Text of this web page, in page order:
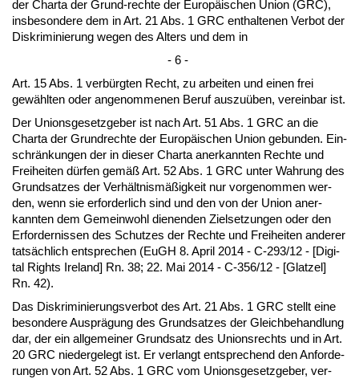
der Char­ta der Grund-rech­te der Eu­ropäischen Uni­on (GRC),
ins­be­son­de­re dem in Art. 21 Abs. 1 GRC ent­hal­te­nen Ver­bot der
Dis­kri­mi­nie­rung we­gen des Al­ters und dem in
- 6 -
Art. 15 Abs. 1 verbürg­ten Recht, zu ar­bei­ten und ei­nen frei
gewähl­ten oder an­ge­nom­me­nen Be­ruf aus­zuüben, ver­ein­bar ist.
Der Uni­ons­ge­setz­ge­ber ist nach Art. 51 Abs. 1 GRC an die
Char­ta der Grund­rech­te der Eu­ropäischen Uni­on ge­bun­den. Ein­
schränkun­gen der in die­ser Char­ta an­er­kann­ten Rech­te und
Frei­hei­ten dürfen gemäß Art. 52 Abs. 1 GRC un­ter Wah­rung des
Grund­sat­zes der Verhält­nismäßig­keit nur vor­ge­nom­men wer­
den, wenn sie er­for­der­lich sind und den von der Uni­on an­er­
kann­ten dem Ge­mein­wohl die­nen­den Ziel­set­zun­gen oder den
Er­for­der­nis­sen des Schut­zes der Rech­te und Frei­hei­ten an­de­rer
tatsächlich ent­spre­chen (EuGH 8. April 2014 - C-293/12 - [Di­gi­
tal Rights Ire­land] Rn. 38; 22. Mai 2014 - C-356/12 - [Glat­zel]
Rn. 42).
Das Dis­kri­mi­nie­rungs­ver­bot des Art. 21 Abs. 1 GRC stellt ei­ne
be­son­de­re Aus­prägung des Grund­sat­zes der Gleich­be­hand­lung
dar, der ein all­ge­mei­ner Grund­satz des Uni­ons­rechts und in Art.
20 GRC nie­der­ge­legt ist. Er ver­langt ent­spre­chend den An­for­de­
run­gen von Art. 52 Abs. 1 GRC vom Uni­ons­ge­setz­ge­ber, ver­